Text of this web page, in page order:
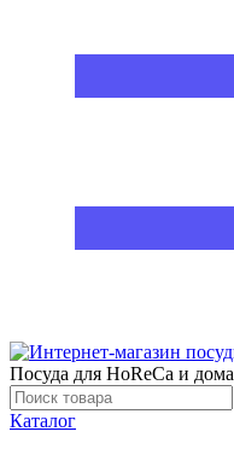
Посуда для HoReCa и дома
Каталог